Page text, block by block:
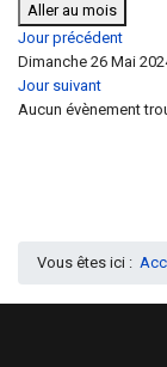
Aller au mois
Jour précédent
Dimanche 26 Mai
Jour suivant
Aucun évènement
Vous êtes ici :